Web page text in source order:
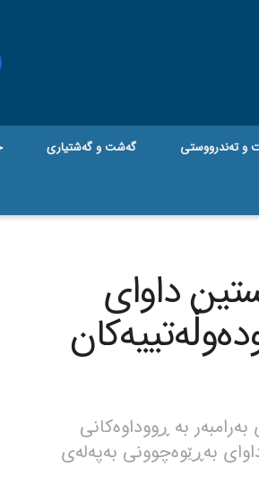
و تەندرووستی گه‌شت و گه‌شتیاری
داوای
بە ڕووداوەکانی
بەڕێوەچوونی بەپەلەی